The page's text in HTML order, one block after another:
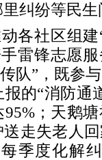
纠纷等民生
各社区组
雷锋志愿
队”，既参
的“消防通
；天鹅
走失老人
季度化解